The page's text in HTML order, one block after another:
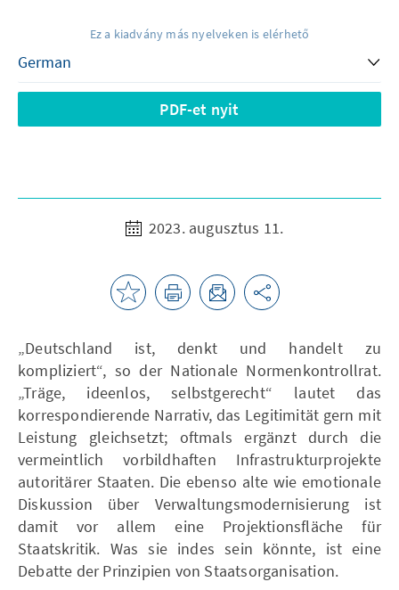
Ez a kiadvány más nyelveken is elérhető
PDF-et nyit
2023. augusztus 11.
„Deutschland ist, denkt und handelt zu
kompliziert“, so der Nationale Normenkontrollrat.
„Träge, ideenlos, selbstgerecht“ lautet das
korrespondierende Narrativ, das Legitimität gern mit
Leistung gleichsetzt; oftmals ergänzt durch die
vermeintlich vorbildhaften Infrastrukturprojekte
autoritärer Staaten. Die ebenso alte wie emotionale
Diskussion über Verwaltungsmodernisierung ist
damit vor allem eine Projektionsfläche für
Staatskritik. Was sie indes sein könnte, ist eine
Debatte der Prinzipien von Staatsorganisation.